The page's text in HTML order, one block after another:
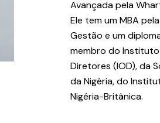
Avançada pela
Ele tem um MBA
Gestão e um
membro do
Diretores (IOD), da
da Nigéria, do
Nigéria-Britânica.